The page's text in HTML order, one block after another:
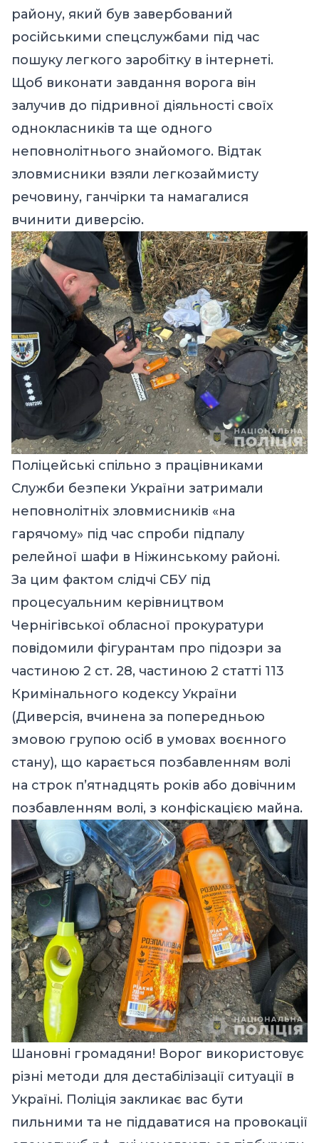
району, який був завербований
російськими спецслужбами під час
пошуку легкого заробітку в інтернеті.
Щоб виконати завдання ворога він
залучив до підривної діяльності своїх
однокласників та ще одного
неповнолітнього знайомого. Відтак
зловмисники взяли легкозаймисту
речовину, ганчірки та намагалися
вчинити диверсію.
Поліцейські спільно з працівниками
Служби безпеки України затримали
неповнолітніх зловмисників «на
гарячому» під час спроби підпалу
релейної шафи в Ніжинському районі.
За цим фактом слідчі СБУ під
процесуальним керівництвом
Чернігівської обласної прокуратури
повідомили фігурантам про підозри за
частиною 2 ст. 28, частиною 2 статті 113
Кримінального кодексу України
(Диверсія, вчинена за попередньою
змовою групою осіб в умовах воєнного
стану), що карається позбавленням волі
на строк п’ятнадцять років або довічним
позбавленням волі, з конфіскацією майна.
Шановні громадяни! Ворог використовує
різні методи для дестабілізації ситуації в
Україні. Поліція закликає вас бути
пильними та не піддаватися на провокації